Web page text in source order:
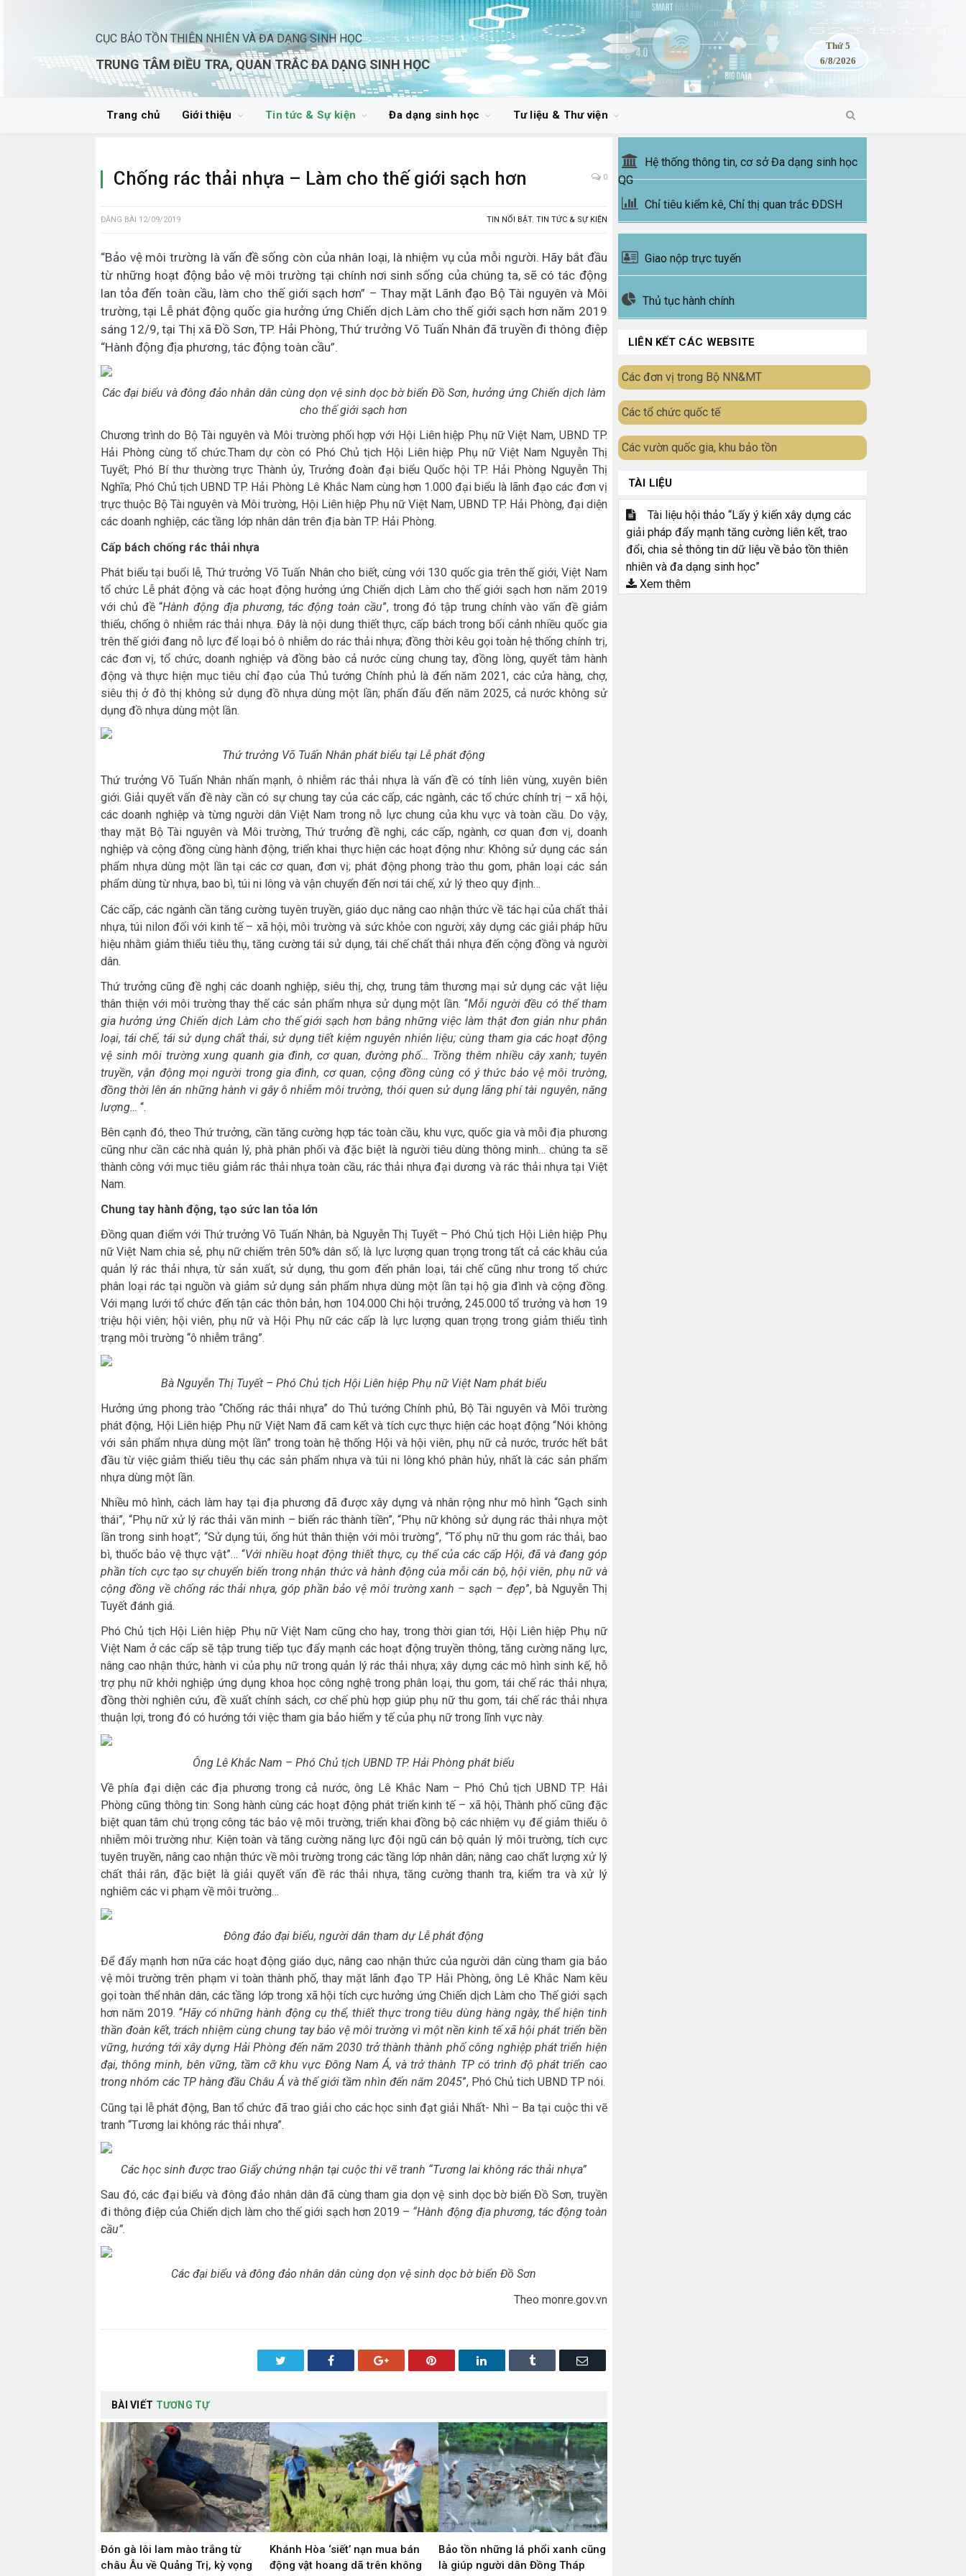
CỤC BẢO TỒN THIÊN NHIÊN VÀ ĐA DẠNG SINH HỌC
TRUNG TÂM ĐIỀU TRA, QUAN TRẮC ĐA DẠNG SINH HỌC
Thứ 5
6/8/2026
Trang chủ Giới thiệu Tin tức & Sự kiện Đa dạng sinh học Tư liệu & Thư viện
Chống rác thải nhựa – Làm cho thế giới sạch hơn 0
ĐĂNG BÀI 12/09/2019 TIN NỔI BẬT, TIN TỨC & SỰ KIỆN
“Bảo vệ môi trường là vấn đề sống còn của nhân loại, là nhiệm vụ của mỗi người. Hãy bắt đầu
từ những hoạt động bảo vệ môi trường tại chính nơi sinh sống của chúng ta, sẽ có tác động
lan tỏa đến toàn cầu, làm cho thế giới sạch hơn” – Thay mặt Lãnh đạo Bộ Tài nguyên và Môi
trường, tại Lễ phát động quốc gia hưởng ứng Chiến dịch Làm cho thế giới sạch hơn năm 2019
sáng 12/9, tại Thị xã Đồ Sơn, TP. Hải Phòng, Thứ trưởng Võ Tuấn Nhân đã truyền đi thông điệp
“Hành động địa phương, tác động toàn cầu”.
Các đại biểu và đông đảo nhân dân cùng dọn vệ sinh dọc bờ biển Đồ Sơn, hưởng ứng Chiến dịch làm
cho thế giới sạch hơn
Chương trình do Bộ Tài nguyên và Môi trường phối hợp với Hội Liên hiệp Phụ nữ Việt Nam, UBND TP.
Hải Phòng cùng tổ chức.Tham dự còn có Phó Chủ tịch Hội Liên hiệp Phụ nữ Việt Nam Nguyễn Thị
Tuyết; Phó Bí thư thường trực Thành ủy, Trưởng đoàn đại biểu Quốc hội TP. Hải Phòng Nguyễn Thị
Nghĩa; Phó Chủ tịch UBND TP. Hải Phòng Lê Khắc Nam cùng hơn 1.000 đại biểu là lãnh đạo các đơn vị
trực thuộc Bộ Tài nguyên và Môi trường, Hội Liên hiệp Phụ nữ Việt Nam, UBND TP. Hải Phòng, đại diện
các doanh nghiệp, các tầng lớp nhân dân trên địa bàn TP. Hải Phòng.
Cấp bách chống rác thải nhựa
Phát biểu tại buổi lễ, Thứ trưởng Võ Tuấn Nhân cho biết, cùng với 130 quốc gia trên thế giới, Việt Nam
tổ chức Lễ phát động và các hoạt động hưởng ứng Chiến dịch Làm cho thế giới sạch hơn năm 2019
với chủ đề “Hành động địa phương, tác động toàn cầu”, trong đó tập trung chính vào vấn đề giảm
thiểu, chống ô nhiễm rác thải nhựa. Đây là nội dung thiết thực, cấp bách trong bối cảnh nhiều quốc gia
trên thế giới đang nỗ lực để loại bỏ ô nhiễm do rác thải nhựa; đồng thời kêu gọi toàn hệ thống chính trị,
các đơn vị, tổ chức, doanh nghiệp và đồng bào cả nước cùng chung tay, đồng lòng, quyết tâm hành
động và thực hiện mục tiêu chỉ đạo của Thủ tướng Chính phủ là đến năm 2021, các cửa hàng, chợ,
siêu thị ở đô thị không sử dụng đồ nhựa dùng một lần; phấn đấu đến năm 2025, cả nước không sử
dụng đồ nhựa dùng một lần.
Thứ trưởng Võ Tuấn Nhân phát biểu tại Lễ phát động
Thứ trưởng Võ Tuấn Nhân nhấn mạnh, ô nhiễm rác thải nhựa là vấn đề có tính liên vùng, xuyên biên
giới. Giải quyết vấn đề này cần có sự chung tay của các cấp, các ngành, các tổ chức chính trị – xã hội,
các doanh nghiệp và từng người dân Việt Nam trong nỗ lực chung của khu vực và toàn cầu. Do vậy,
thay mặt Bộ Tài nguyên và Môi trường, Thứ trưởng đề nghị, các cấp, ngành, cơ quan đơn vị, doanh
nghiệp và cộng đồng cùng hành động, triển khai thực hiện các hoạt động như: Không sử dụng các sản
phẩm nhựa dùng một lần tại các cơ quan, đơn vị; phát động phong trào thu gom, phân loại các sản
phẩm dùng từ nhựa, bao bì, túi ni lông và vận chuyển đến nơi tái chế, xử lý theo quy định…
Các cấp, các ngành cần tăng cường tuyên truyền, giáo dục nâng cao nhận thức về tác hại của chất thải
nhựa, túi nilon đối với kinh tế – xã hội, môi trường và sức khỏe con người; xây dựng các giải pháp hữu
hiệu nhằm giảm thiểu tiêu thụ, tăng cường tái sử dụng, tái chế chất thải nhựa đến cộng đồng và người
dân.
Thứ trưởng cũng đề nghị các doanh nghiệp, siêu thị, chợ, trung tâm thương mại sử dụng các vật liệu
thân thiện với môi trường thay thế các sản phẩm nhựa sử dụng một lần. “Mỗi người đều có thể tham
gia hưởng ứng Chiến dịch Làm cho thế giới sạch hơn bằng những việc làm thật đơn giản như phân
loại, tái chế, tái sử dụng chất thải, sử dụng tiết kiệm nguyên nhiên liệu; cùng tham gia các hoạt động
vệ sinh môi trường xung quanh gia đình, cơ quan, đường phố… Trồng thêm nhiều cây xanh; tuyên
truyền, vận động mọi người trong gia đình, cơ quan, cộng đồng cùng có ý thức bảo vệ môi trường,
đồng thời lên án những hành vi gây ô nhiễm môi trường, thói quen sử dụng lãng phí tài nguyên, năng
lượng… “.
Bên cạnh đó, theo Thứ trưởng, cần tăng cường hợp tác toàn cầu, khu vực, quốc gia và mỗi địa phương
cũng như cần các nhà quản lý, phà phân phối và đặc biệt là người tiêu dùng thông minh… chúng ta sẽ
thành công với mục tiêu giảm rác thải nhựa toàn cầu, rác thải nhựa đại dương và rác thải nhựa tại Việt
Nam.
Chung tay hành động, tạo sức lan tỏa lớn
Đồng quan điểm với Thứ trưởng Võ Tuấn Nhân, bà Nguyễn Thị Tuyết – Phó Chủ tịch Hội Liên hiệp Phụ
nữ Việt Nam chia sẻ, phụ nữ chiếm trên 50% dân số; là lực lượng quan trọng trong tất cả các khâu của
quản lý rác thải nhựa, từ sản xuất, sử dụng, thu gom đến phân loại, tái chế cũng như trong tổ chức
phân loại rác tại nguồn và giảm sử dụng sản phẩm nhựa dùng một lần tại hộ gia đình và cộng đồng.
Với mạng lưới tổ chức đến tận các thôn bản, hơn 104.000 Chi hội trưởng, 245.000 tổ trưởng và hơn 19
triệu hội viên; hội viên, phụ nữ và Hội Phụ nữ các cấp là lực lượng quan trọng trong giảm thiểu tình
trạng môi trường “ô nhiễm trắng”.
Bà Nguyễn Thị Tuyết – Phó Chủ tịch Hội Liên hiệp Phụ nữ Việt Nam phát biểu
Hưởng ứng phong trào “Chống rác thải nhựa” do Thủ tướng Chính phủ, Bộ Tài nguyên và Môi trường
phát động, Hội Liên hiệp Phụ nữ Việt Nam đã cam kết và tích cực thực hiện các hoạt động “Nói không
với sản phẩm nhựa dùng một lần” trong toàn hệ thống Hội và hội viên, phụ nữ cả nước, trước hết bắt
đầu từ việc giảm thiểu tiêu thụ các sản phẩm nhựa và túi ni lông khó phân hủy, nhất là các sản phẩm
nhựa dùng một lần.
Nhiều mô hình, cách làm hay tại địa phương đã được xây dựng và nhân rộng như mô hình “Gạch sinh
thái”, “Phụ nữ xử lý rác thải văn minh – biến rác thành tiền”, “Phụ nữ không sử dụng rác thải nhựa một
lần trong sinh hoạt”; “Sử dụng túi, ống hút thân thiện với môi trường”, “Tổ phụ nữ thu gom rác thải, bao
bì, thuốc bảo vệ thực vật”… “Với nhiều hoạt động thiết thực, cụ thể của các cấp Hội, đã và đang góp
phần tích cực tạo sự chuyển biến trong nhận thức và hành động của mỗi cán bộ, hội viên, phụ nữ và
cộng đồng về chống rác thải nhựa, góp phần bảo vệ môi trường xanh – sạch – đẹp”, bà Nguyễn Thị
Tuyết đánh giá.
Phó Chủ tịch Hội Liên hiệp Phụ nữ Việt Nam cũng cho hay, trong thời gian tới, Hội Liên hiệp Phụ nữ
Việt Nam ở các cấp sẽ tập trung tiếp tục đẩy mạnh các hoạt động truyền thông, tăng cường năng lực,
nâng cao nhận thức, hành vi của phụ nữ trong quản lý rác thải nhựa; xây dựng các mô hình sinh kế, hỗ
trợ phụ nữ khởi nghiệp ứng dụng khoa học công nghệ trong phân loại, thu gom, tái chế rác thải nhựa;
đồng thời nghiên cứu, đề xuất chính sách, cơ chế phù hợp giúp phụ nữ thu gom, tái chế rác thải nhựa
thuận lợi, trong đó có hướng tới việc tham gia bảo hiểm y tế của phụ nữ trong lĩnh vực này.
Ông Lê Khắc Nam – Phó Chủ tịch UBND TP. Hải Phòng phát biểu
Về phía đại diện các địa phương trong cả nước, ông Lê Khắc Nam – Phó Chủ tịch UBND TP. Hải
Phòng cũng thông tin: Song hành cùng các hoạt động phát triển kinh tế – xã hội, Thành phố cũng đặc
biệt quan tâm chú trọng công tác bảo vệ môi trường, triển khai đồng bộ các nhiệm vụ để giảm thiểu ô
nhiễm môi trường như: Kiện toàn và tăng cường năng lực đội ngũ cán bộ quản lý môi trường, tích cực
tuyên truyền, nâng cao nhận thức về môi trường trong các tầng lớp nhân dân; nâng cao chất lượng xử lý
chất thải rắn, đặc biệt là giải quyết vấn đề rác thải nhựa, tăng cường thanh tra, kiểm tra và xử lý
nghiêm các vi phạm về môi trường…
Đông đảo đại biểu, người dân tham dự Lễ phát động
Để đẩy mạnh hơn nữa các hoạt động giáo dục, nâng cao nhận thức của người dân cùng tham gia bảo
vệ môi trường trên phạm vi toàn thành phố, thay mặt lãnh đạo TP Hải Phòng, ông Lê Khắc Nam kêu
gọi toàn thể nhân dân, các tầng lớp trong xã hội tích cực hưởng ứng Chiến dịch Làm cho Thế giới sạch
hơn năm 2019. “Hãy có những hành động cụ thể, thiết thực trong tiêu dùng hàng ngày, thể hiện tinh
thần đoàn kết, trách nhiệm cùng chung tay bảo vệ môi trường vì một nền kinh tế xã hội phát triển bền
vững, hướng tới xây dựng Hải Phòng đến năm 2030 trở thành thành phố công nghiệp phát triển hiện
đại, thông minh, bên vững, tầm cỡ khu vực Đông Nam Á, và trở thành TP có trình độ phát triển cao
trong nhóm các TP hàng đầu Châu Á và thế giới tầm nhìn đến năm 2045”, Phó Chủ tich UBND TP nói.
Cũng tại lễ phát động, Ban tổ chức đã trao giải cho các học sinh đạt giải Nhất- Nhì – Ba tại cuộc thi vẽ
tranh “Tương lai không rác thải nhựa”.
Các học sinh được trao Giấy chứng nhận tại cuộc thi vẽ tranh “Tương lai không rác thải nhựa”
Sau đó, các đại biểu và đông đảo nhân dân đã cùng tham gia dọn vệ sinh dọc bờ biển Đồ Sơn, truyền
đi thông điệp của Chiến dịch làm cho thế giới sạch hơn 2019 – “Hành động địa phương, tác động toàn
cầu”.
Các đại biểu và đông đảo nhân dân cùng dọn vệ sinh dọc bờ biển Đồ Sơn
Theo monre.gov.vn
Twitter Facebook Google+ Pinterest LinkedIn Tumblr Email
BÀI VIẾT TƯƠNG TỰ
Đón gà lôi lam mào trắng từ
châu Âu về Quảng Trị, kỳ vọng
Khánh Hòa ‘siết’ nạn mua bán
động vật hoang dã trên không
Bảo tồn những lá phổi xanh cũng
là giúp người dân Đồng Tháp
Hệ thống thông tin, cơ sở Đa dạng sinh học
QG
Chỉ tiêu kiểm kê, Chỉ thị quan trắc ĐDSH
Giao nộp trực tuyến
Thủ tục hành chính
LIÊN KẾT CÁC WEBSITE
Các đơn vị trong Bộ NN&MT
Các tổ chức quốc tế
Các vườn quốc gia, khu bảo tồn
TÀI LIỆU
Tài liệu hội thảo “Lấy ý kiến xây dựng các
giải pháp đẩy mạnh tăng cường liên kết, trao
đổi, chia sẻ thông tin dữ liệu về bảo tồn thiên
nhiên và đa dạng sinh học”
Xem thêm